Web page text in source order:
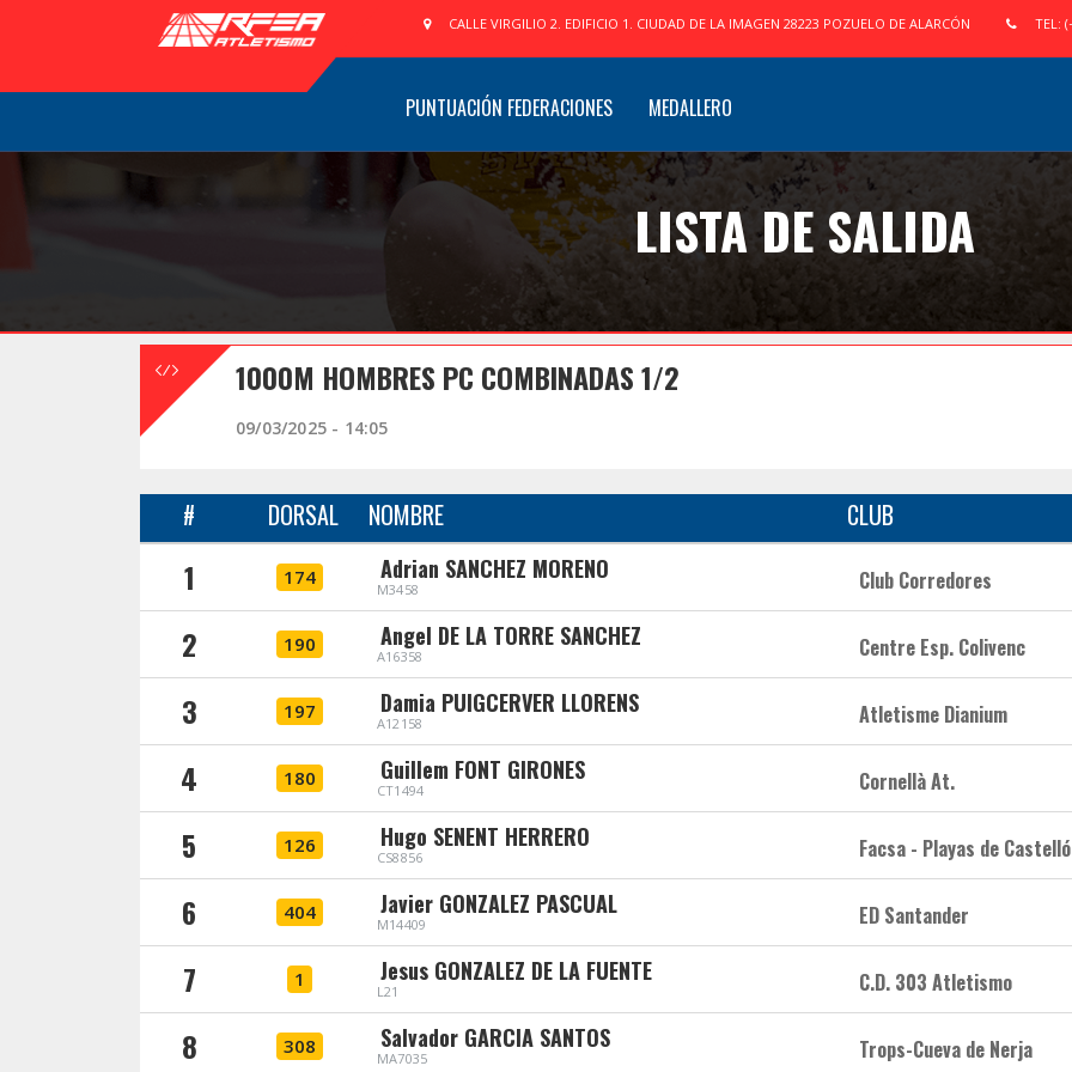
CALLE VIRGILIO 2. EDIFICIO 1. CIUDAD DE LA IMAGEN 28223 POZUELO DE ALARCÓN TEL:
PUNTUACIÓN FEDERACIONES MEDALLERO
LISTA DE SALIDA
1000M HOMBRES PC COMBINADAS 1/2
09/03/2025 - 14:05
# DORSAL NOMBRE CLUB
1 174 Adrian SANCHEZ MORENO
M3458 Club Corredores
2 190 Angel DE LA TORRE SANCHEZ
A16358 Centre Esp. Colivenc
3 197 Damia PUIGCERVER LLORENS
A12158 Atletisme Dianium
4 180 Guillem FONT GIRONES
CT1494 Cornellà At.
5 126 Hugo SENENT HERRERO
CS8856 Facsa - Playas de
6 404 Javier GONZALEZ PASCUAL
M14409 ED Santander
7 1 Jesus GONZALEZ DE LA FUENTE
L21 C.D. 303 Atletismo
8 308 Salvador GARCIA SANTOS
MA7035 Trops-Cueva de Nerja